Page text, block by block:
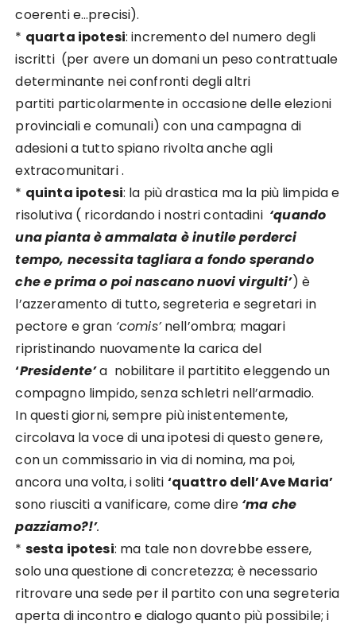
coerenti e…precisi).
* quarta ipotesi: incremento del numero degli
iscritti (per avere un domani un peso contrattuale
determinante nei confronti degli altri
partiti particolarmente in occasione delle elezioni
provinciali e comunali) con una campagna di
adesioni a tutto spiano rivolta anche agli
extracomunitari .
* quinta ipotesi: la più drastica ma la più limpida e
risolutiva ( ricordando i nostri contadini ‘quando
una pianta è ammalata è inutile perderci
tempo, necessita tagliara a fondo sperando
che e prima o poi nascano nuovi virgulti’) è
l’azzeramento di tutto, segreteria e segretari in
pectore e gran ‘comis’nell’ombra; magari
ripristinando nuovamente la carica del
‘Presidente’a nobilitare il partitito eleggendo un
compagno limpido, senza schletri nell’armadio.
In questi giorni, sempre più inistentemente,
circolava la voce di una ipotesi di questo genere,
con un commissario in via di nomina, ma poi,
ancora una volta, i soliti ‘quattro dell’Ave Maria’
sono riusciti a vanificare, come dire ‘ma che
pazziamo?!’.
* sesta ipotesi: ma tale non dovrebbe essere,
solo una questione di concretezza; è necessario
ritrovare una sede per il partito con una segreteria
aperta di incontro e dialogo quanto più possibile; i